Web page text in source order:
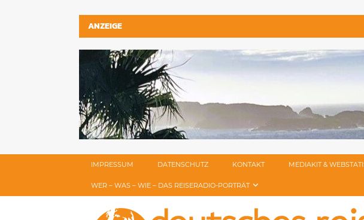
ANZEIGE
IMPRESSUM DATENSCHUTZ KONTAKT MEDIAKIT &
WER – WAS – WIE – DAS REISERADIO-PORTRÄT